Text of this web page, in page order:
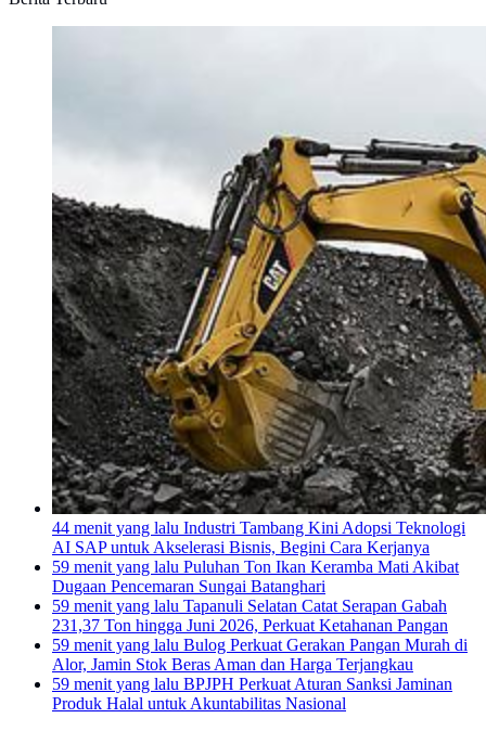
44 menit yang lalu Industri Tambang Kini Adopsi Teknologi
AI SAP untuk Akselerasi Bisnis, Begini Cara Kerjanya
59 menit yang lalu Puluhan Ton Ikan Keramba Mati Akibat
Dugaan Pencemaran Sungai Batanghari
59 menit yang lalu Tapanuli Selatan Catat Serapan Gabah
231,37 Ton hingga Juni 2026, Perkuat Ketahanan Pangan
59 menit yang lalu Bulog Perkuat Gerakan Pangan Murah di
Alor, Jamin Stok Beras Aman dan Harga Terjangkau
59 menit yang lalu BPJPH Perkuat Aturan Sanksi Jaminan
Produk Halal untuk Akuntabilitas Nasional